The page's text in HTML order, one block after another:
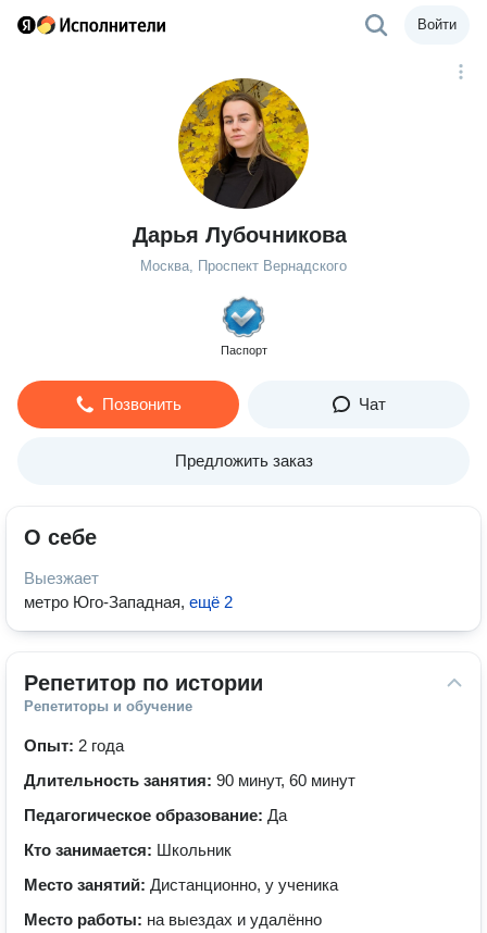
Войти
Дарья Лубочникова
Москва, Проспект Вернадского
Паспорт
Позвонить Чат
Предложить заказ
О себе
Выезжает
метро Юго-Западная, ещё 2
Репетитор по истории
Репетиторы и обучение
Опыт: 2 года
Длительность занятия: 90 минут, 60 минут
Педагогическое образование: Да
Кто занимается: Школьник
Место занятий: Дистанционно, у ученика
Место работы: на выездах и удалённо